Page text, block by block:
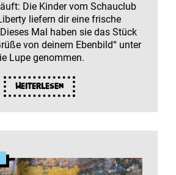
Die Kinder vom Schauclub
liefern dir eine frische
Mal haben sie das Stück
von deinem Ebenbild“ unter
Lupe genommen.
Weiterlesen